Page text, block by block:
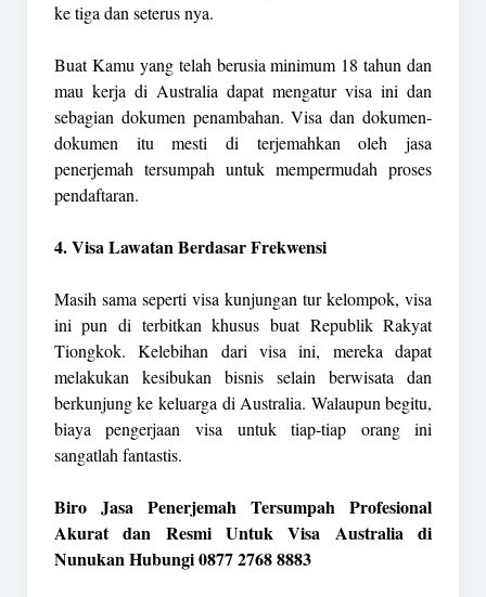
ke tiga dan seterus nya.
Buat Kamu yang telah berusia minimum 18 tahun dan
mau kerja di Australia dapat mengatur visa ini dan
sebagian dokumen penambahan. Visa dan dokumen-
dokumen itu mesti di terjemahkan oleh jasa
penerjemah tersumpah untuk mempermudah proses
pendaftaran.
4. Visa Lawatan Berdasar Frekwensi
Masih sama seperti visa kunjungan tur kelompok, visa
ini pun di terbitkan khusus buat Republik Rakyat
Tiongkok. Kelebihan dari visa ini, mereka dapat
melakukan kesibukan bisnis selain berwisata dan
berkunjung ke keluarga di Australia. Walaupun begitu,
biaya pengerjaan visa untuk tiap-tiap orang ini
sangatlah fantastis.
Biro Jasa Penerjemah Tersumpah Profesional
Akurat dan Resmi Untuk Visa Australia di
Nunukan Hubungi 0877 2768 8883